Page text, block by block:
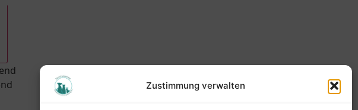
Zustimmung verwalten